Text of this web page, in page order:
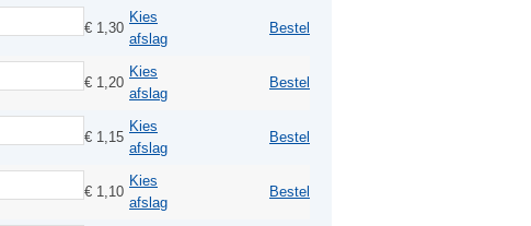
€ 1,30
Kies
afslag
Bestel
€ 1,20
Kies
afslag
Bestel
€ 1,15
Kies
afslag
Bestel
€ 1,10
Kies
afslag
Bestel